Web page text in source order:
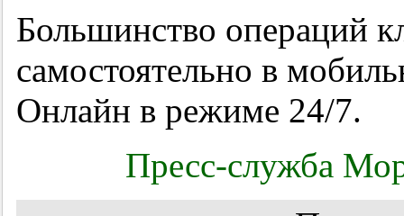
Большинство операций
самостоятельно в
Онлайн в режиме 24/7.
Пресс-служба